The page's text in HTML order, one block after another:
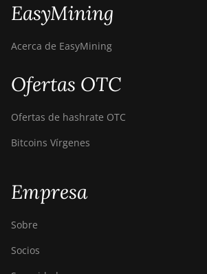
EasyMining
Acerca de EasyMining
Ofertas OTC
Ofertas de hashrate OTC
Bitcoins Vírgenes
Empresa
Sobre
Socios